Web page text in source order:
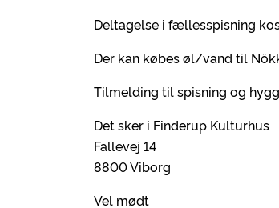
Deltagelse i fællesspisning
Der kan købes øl/vand til
Tilmelding til spisning og
Det sker i Finderup Kulturhus
Fallevej 14
8800 Viborg
Vel mødt